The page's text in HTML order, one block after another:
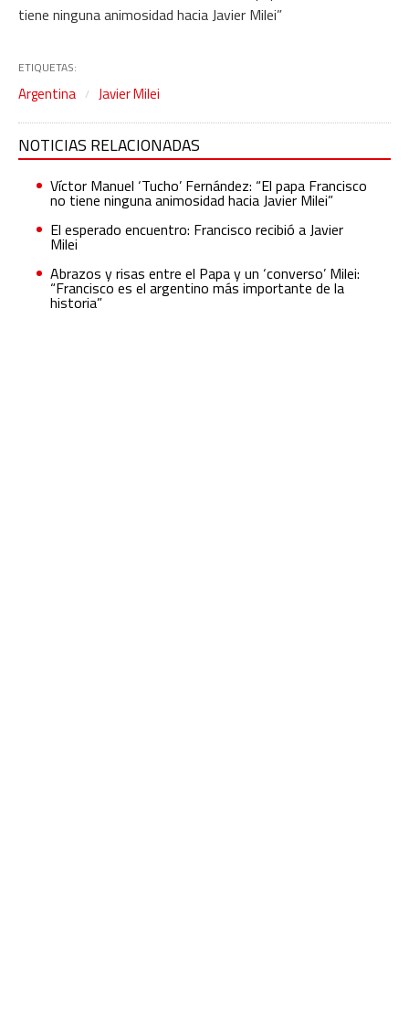
tiene ninguna animosidad hacia Javier Milei”
ETIQUETAS:
Argentina Javier Milei
NOTICIAS RELACIONADAS
Víctor Manuel ‘Tucho’ Fernández: “El papa Francisco
no tiene ninguna animosidad hacia Javier Milei”
El esperado encuentro: Francisco recibió a Javier
Milei
Abrazos y risas entre el Papa y un ‘converso’ Milei:
“Francisco es el argentino más importante de la
historia”